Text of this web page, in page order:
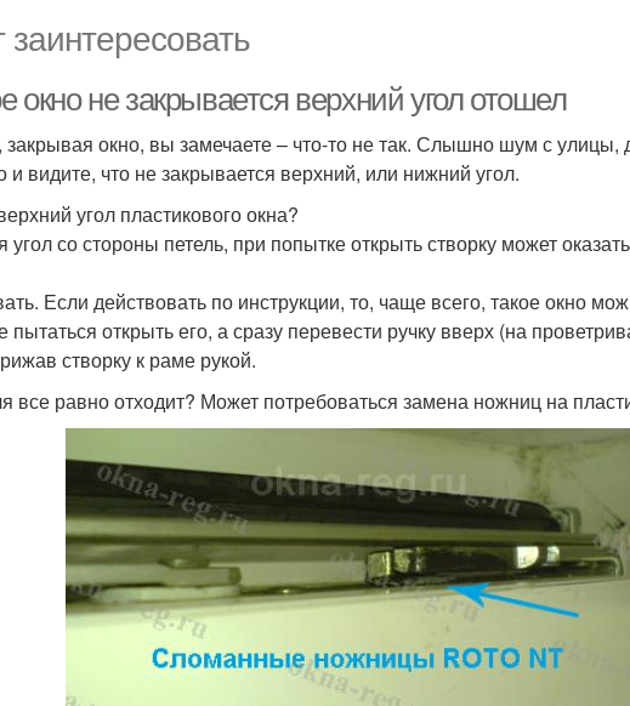
окно не закрывается верхний угол отошел
закрывая окно, вы замечаете – что-то не так. Слышно шум с улицы,
и видите, что не закрывается верхний, или нижний угол.
угол пластикового окна?
угол со стороны петель, при попытке открыть створку может
Если действовать по инструкции, то, чаще всего, такое окно
открыть его, а сразу перевести ручку вверх (на
створку к раме рукой.
все равно отходит? Может потребоваться замена ножниц на